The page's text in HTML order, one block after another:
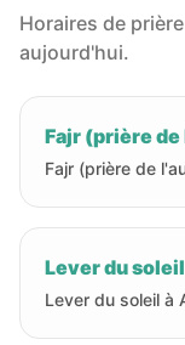
Horaires de
aujourd'hui.
Fajr (prière de
Fajr (prière de
Lever du soleil
Lever du soleil à